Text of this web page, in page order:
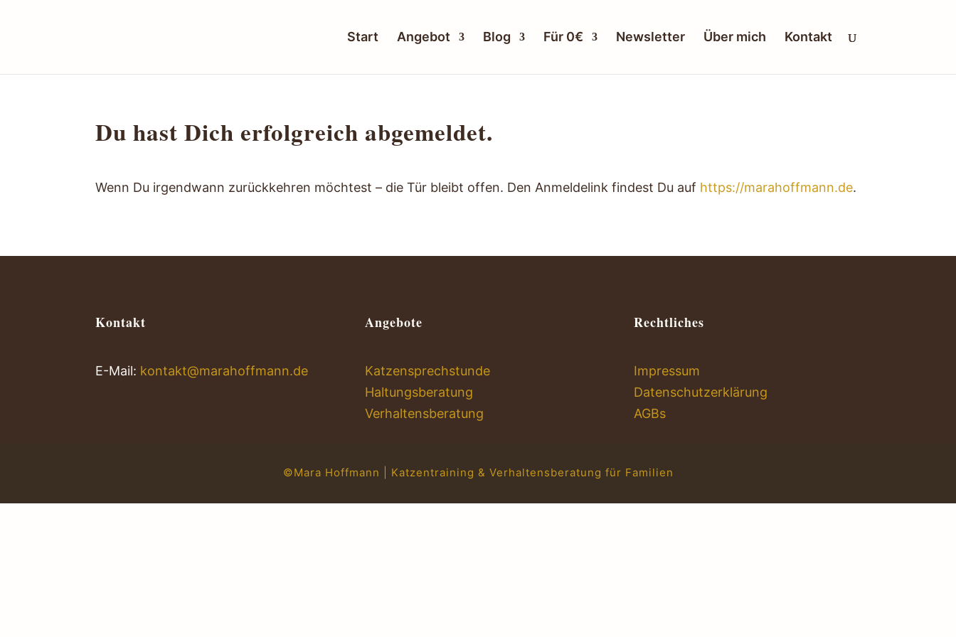
Start Angebot Blog Für 0€ Newsletter Über mich Kontakt
Du hast Dich erfolgreich abgemeldet.
Wenn Du irgendwann zurückkehren möchtest – die Tür bleibt offen. Den Anmeldelink findest Du auf https://marahoffmann.de.
Kontakt
E-Mail: kontakt@marahoffmann.de
Angebote
Katzensprechstunde
Haltungsberatung
Verhaltensberatung
Rechtliches
Impressum
Datenschutzerklärung
AGBs
©Mara Hoffmann | Katzentraining & Verhaltensberatung für Familien